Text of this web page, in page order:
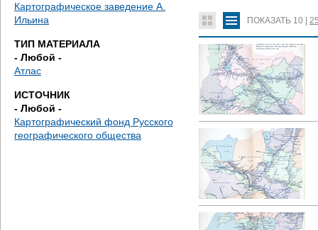
з
д
с
ь
Картографическое заведение А.
Ильина
ТИП МАТЕРИАЛА
- Любой -
Атлас
ИСТОЧНИК
- Любой -
Картографический фонд Русского
географического общества
ПОКАЗАТЬ 10